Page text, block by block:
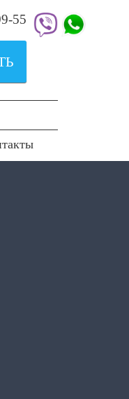
55